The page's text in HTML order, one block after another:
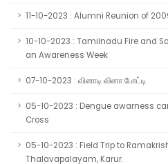
11-10-2023 : Alumni Reunion of
10-10-2023 : Tamilnadu Fire and
an Awareness Week
07-10-2023 : வினாடி வினா போட்டி
05-10-2023 : Dengue awarness
Cross
05-10-2023 : Field Trip to
Thalavapalayam, Karur.